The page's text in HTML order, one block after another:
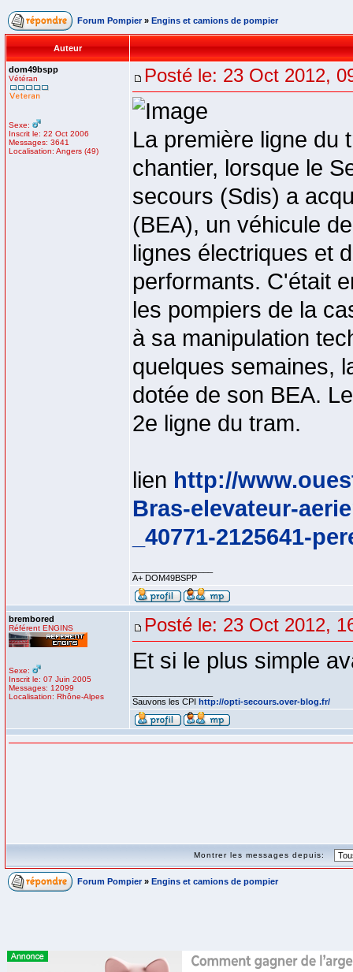
Forum Pompier » Engins et camions de pompier
Auteur
dom49bspp
Vétéran
Sexe:
Inscrit le: 22 Oct 2006
Messages: 3641
Localisation: Angers (49)
Posté le: 23 Oct 2012,
La première ligne du
chantier, lorsque le
secours (Sdis) a
(BEA), un véhicule
lignes électriques et
performants. C'était
les pompiers de la
à sa manipulation
quelques semaines,
dotée de son BEA.
2e ligne du tram.
lien http://
Bras-elevateur-
_40771-2125641-
A+ DOM49BSPP
brembored
Référent ENGINS
Sexe:
Inscrit le: 07 Juin 2005
Messages: 12099
Localisation: Rhône-Alpes
Posté le: 23 Oct 2012,
Et si le plus simple
Sauvons les CPI http://opti-secours.over-blog.fr/
Montrer les messages depuis:
Forum Pompier » Engins et camions de pompier